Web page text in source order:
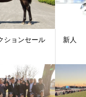
ションセール
新人